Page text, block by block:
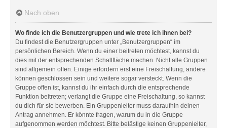
Nach oben
Wo finde ich die Benutzergruppen und wie trete ich ihnen bei?
Du findest die Benutzergruppen unter „Benutzergruppen“ im
persönlichen Bereich. Wenn du einer beitreten möchtest, kannst du
dies mit der entsprechenden Schaltfläche machen. Nicht alle Gruppen
sind allgemein offen. Einige erfordern erst eine Freischaltung, andere
können geschlossen sein und weitere sogar versteckt. Wenn die
Gruppe offen ist, kannst du ihr einfach durch die entsprechende
Funktion beitreten; verlangt die Gruppe eine Freischaltung, so kannst
du dich für sie bewerben. Ein Gruppenleiter muss daraufhin deinen
Antrag annehmen. Er könnte fragen, warum du in die Gruppe
aufgenommen werden möchtest. Bitte belästige keinen Gruppenleiter,